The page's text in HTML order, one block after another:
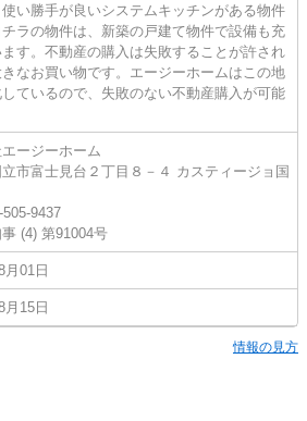
い勝手が良いシステムキッチンがある物件
ラの物件は、新築の戸建て物件で設備も充
す。不動産の購入は失敗することが許され
なお買い物です。エージーホームはこの地
ているので、失敗のない不動産購入が可能
ージーホーム
市富士見台２丁目８－４ カスティージョ国
9437
(4) 第91004号
月01日
月15日
情報の見方